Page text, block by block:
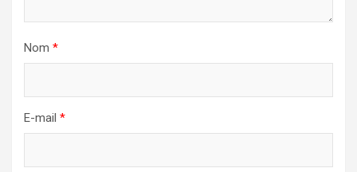
Nom *
E-mail *